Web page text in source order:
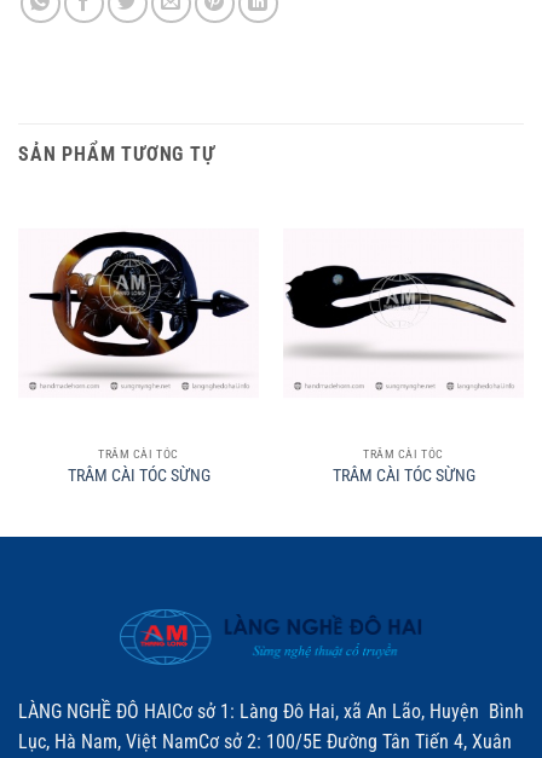
SẢN PHẨM TƯƠNG TỰ
TRÂM CÀI TÓC
TRÂM CÀI TÓC SỪNG
TRÂM CÀI TÓC
TRÂM CÀI TÓC SỪNG
LÀNG NGHỀ ĐÔ HAICơ sở 1: Làng Đô Hai, xã An Lão, Huyện Bình
Lục, Hà Nam, Việt NamCơ sở 2: 100/5E Đường Tân Tiến 4, Xuân